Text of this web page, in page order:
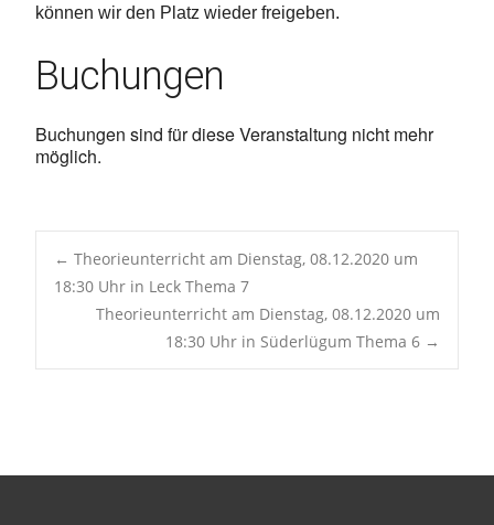
können wir den Platz wieder freigeben.
Buchungen
Buchungen sind für diese Veranstaltung nicht mehr
möglich.
Post
navigation
← Theorieunterricht am Dienstag, 08.12.2020 um
18:30 Uhr in Leck Thema 7
Theorieunterricht am Dienstag, 08.12.2020 um
18:30 Uhr in Süderlügum Thema 6 →